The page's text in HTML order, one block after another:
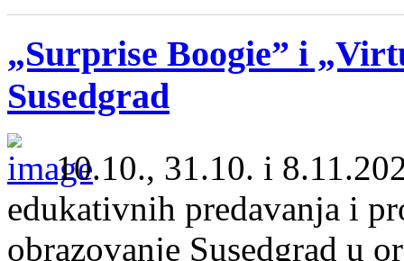
„Surprise Boogie” i
Susedgrad
10.10., 31.10. i
edukativnih predavanja i
obrazovanje Susedgrad u